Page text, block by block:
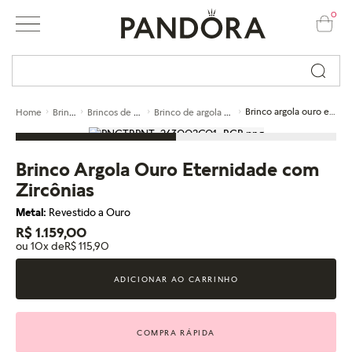
0
Busque por nome ou código...
Home Brinco argola ouro eternidade com zircônias
Brinco Argola Ouro Eternidade com
Zircônias
Metal: Revestido a Ouro
R$ 1.159,00
ou 10x deR$ 115,90
ADICIONAR AO CARRINHO
COMPRA RÁPIDA